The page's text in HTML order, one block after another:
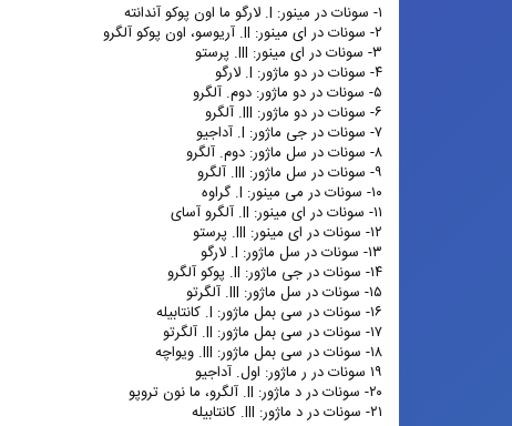
۱- سونات در مینور: I. لارگو ما اون پوکو آندانته
۲- سونات در ای مینور: II. آریوسو، اون پوکو آلگرو
۳- سونات در ای مینور: III. پرستو
۴- سونات در دو ماژور: I. لارگو
۵- سونات در دو ماژور: دوم. آلگرو
۶- سونات در دو ماژور: III. آلگرو
۷- سونات در جی ماژور: I. آداجیو
۸- سونات در سل ماژور: دوم. آلگرو
۹- سونات در سل ماژور: III. آلگرو
۱۰- سونات در می مینور: I. گراوه
۱۱- سونات در ای مینور: II. آلگرو آسای
۱۲- سونات در ای مینور: III. پرستو
۱۳- سونات در سل ماژور: I. لارگو
۱۴- سونات در جی ماژور: II. پوکو آلگرو
۱۵- سونات در سل ماژور: III. آلگرتو
۱۶- سونات در سی بمل ماژور: I. کانتابیله
۱۷- سونات در سی بمل ماژور: II. آلگرتو
۱۸- سونات در سی بمل ماژور: III. ویواچه
۱۹ سونات در ر ماژور: اول. آداجیو
۲۰- سونات در د ماژور: II. آلگرو، ما نون تروپو
۲۱- سونات در د ماژور: III. کانتابیله